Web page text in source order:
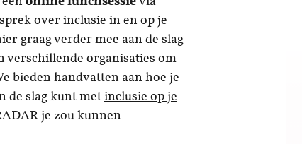
over inclusie in en op je
graag verder mee aan de slag
verschillende organisaties om
bieden handvatten aan hoe je
de slag kunt met inclusie op je
je zou kunnen